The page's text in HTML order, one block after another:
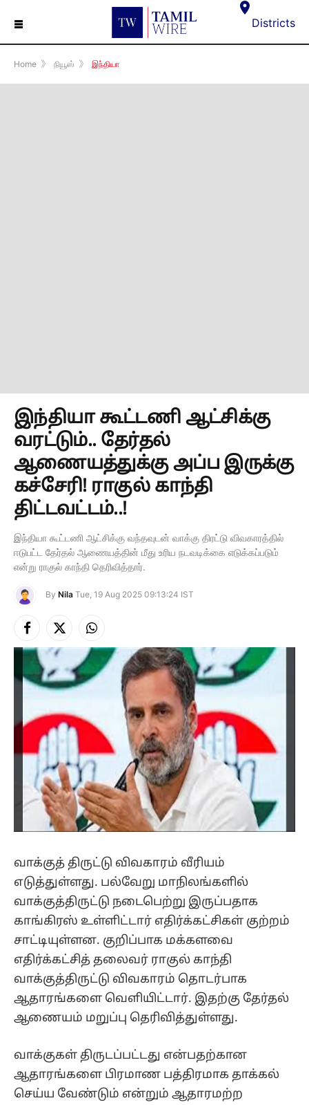
☰ Districts
Home 》 நியூஸ் 》 இந்தியா
இந்தியா கூட்டணி ஆட்சிக்கு
வரட்டும்.. தேர்தல்
ஆணையத்துக்கு அப்ப இருக்கு
கச்சேரி! ராகுல் காந்தி
திட்டவட்டம்..!
இந்தியா கூட்டணி ஆட்சிக்கு வந்தவுடன் வாக்கு திரட்டு விவகாரத்தில்
ஈடுபட்ட தேர்தல் ஆணையத்தின் மீது உரிய நடவடிக்கை எடுக்கப்படும்
என்று ராகுல் காந்தி தெரிவித்தார்.
By Nila Tue, 19 Aug 2025 09:13:24 IST
Facebook
X
(Twitter)
Instagram
வாக்குத் திருட்டு விவகாரம் வீரியம்
எடுத்துள்ளது. பல்வேறு மாநிலங்களில்
வாக்குத்திருட்டு நடைபெற்று இருப்பதாக
காங்கிரஸ் உள்ளிட்டார் எதிர்க்கட்சிகள் குற்றம்
சாட்டியுள்ளன. குறிப்பாக மக்களவை
எதிர்க்கட்சித் தலைவர் ராகுல் காந்தி
வாக்குத்திருட்டு விவகாரம் தொடர்பாக
ஆதாரங்களை வெளியிட்டார். இதற்கு தேர்தல்
ஆணையம் மறுப்பு தெரிவித்துள்ளது.
வாக்குகள் திருடப்பட்டது என்பதற்கான
ஆதாரங்களை பிரமாண பத்திரமாக தாக்கல்
செய்ய வேண்டும் என்றும் ஆதாரமற்ற